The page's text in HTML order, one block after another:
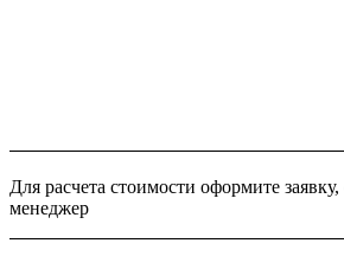
Для расчета стоимости оформите
менеджер